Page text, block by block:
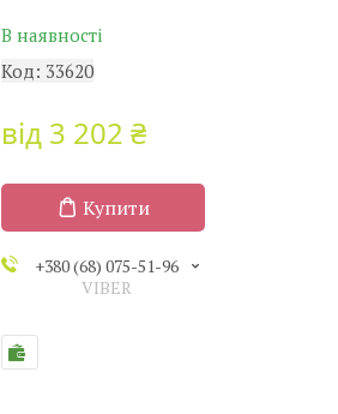
В наявності
Код: 33620
від 3 202 ₴
Купити
+380 (68) 075-51-96
VIBER